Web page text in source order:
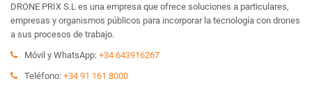
DRONE PRIX S.L es una empresa que ofrece soluciones a particulares,
empresas y organismos públicos para incorporar la tecnología con drones
a sus procesos de trabajo.
Móvil y WhatsApp: +34 643916267
Teléfono: +34 91 161 8000